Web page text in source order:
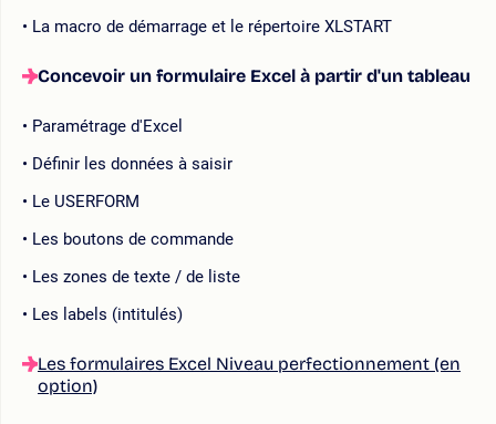
La macro de démarrage et le répertoire XLSTART
Concevoir un formulaire Excel à partir d'un tableau
Paramétrage d'Excel
Définir les données à saisir
Le USERFORM
Les boutons de commande
Les zones de texte / de liste
Les labels (intitulés)
Les formulaires Excel Niveau perfectionnement (en
option)